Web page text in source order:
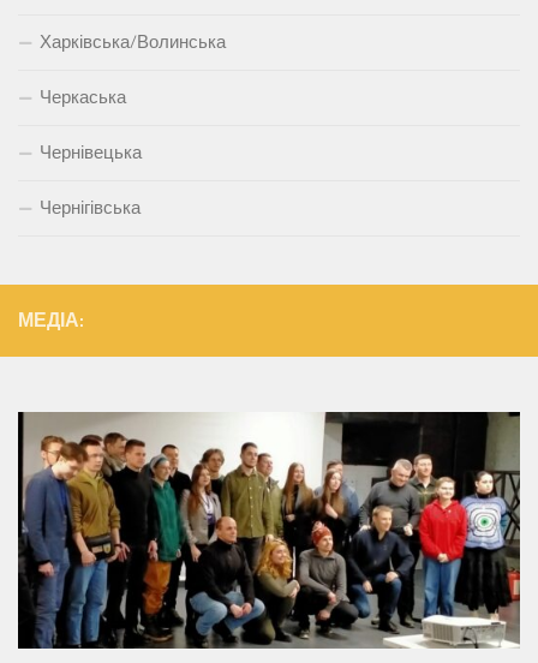
Харківська/Волинська
Черкаська
Чернівецька
Чернігівська
МЕДІА: